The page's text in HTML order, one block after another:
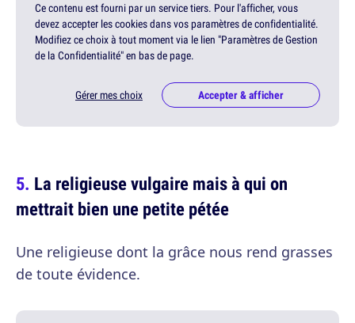
Ce contenu est fourni par un service tiers. Pour l'afficher, vous
devez accepter les cookies dans vos paramètres de confidentialité.
Modifiez ce choix à tout moment via le lien "Paramètres de Gestion
de la Confidentialité" en bas de page.
Gérer mes choix Accepter & afficher
La religieuse vulgaire mais à qui on
mettrait bien une petite pétée
Une religieuse dont la grâce nous rend grasses
de toute évidence.